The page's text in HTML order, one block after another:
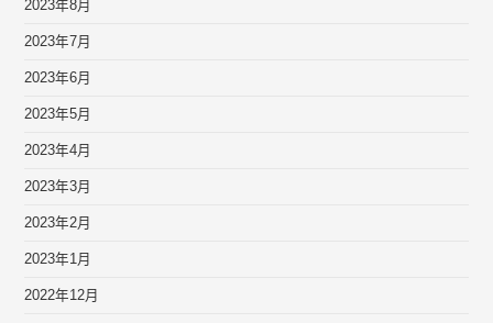
2023年8月
2023年7月
2023年6月
2023年5月
2023年4月
2023年3月
2023年2月
2023年1月
2022年12月